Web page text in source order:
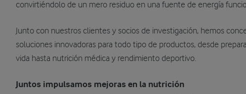
convirtiéndolo de un mero residuo en una fuente de energía
Junto con nuestros clientes y socios de investigación, hemos
soluciones innovadoras para todo tipo de productos, desde
vida hasta nutrición médica y rendimiento deportivo.
Juntos impulsamos mejoras en la nutrición